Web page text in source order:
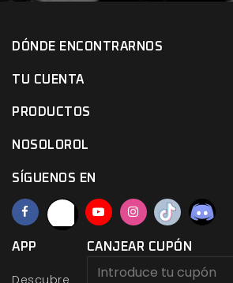
DÓNDE ENCONTRARNOS
TU CUENTA
PRODUCTOS
NOSOLOROL
SÍGUENOS EN
APP CANJEAR CUPÓN